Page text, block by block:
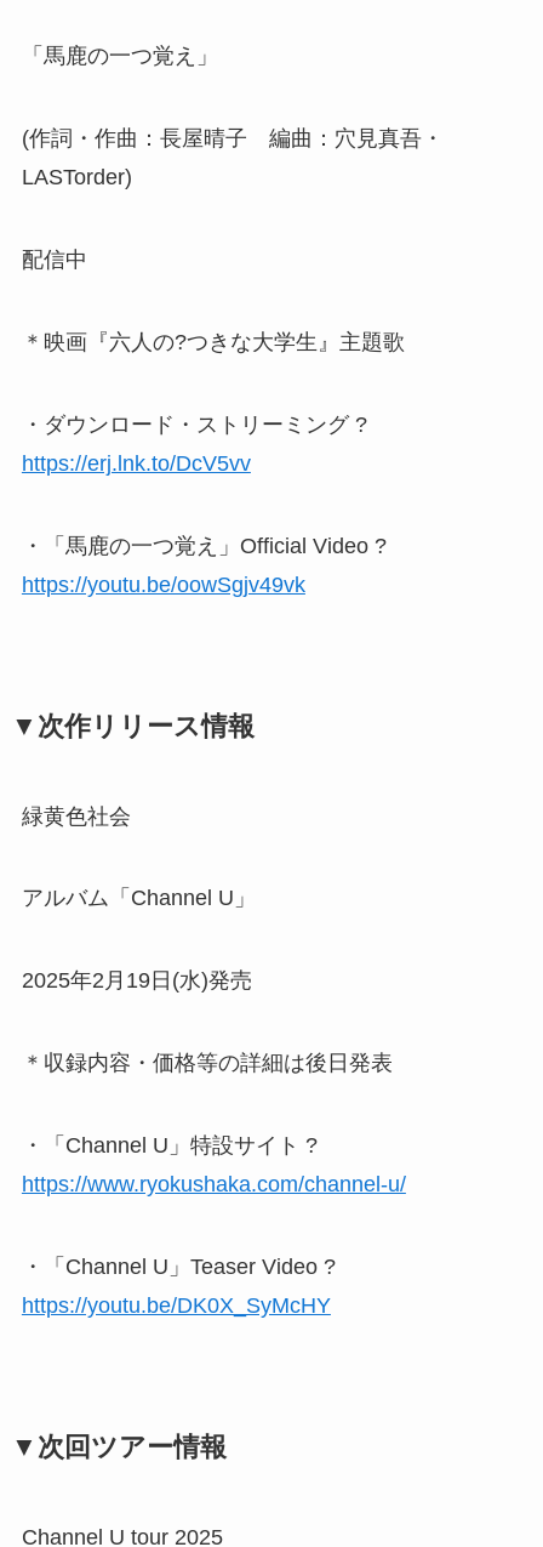
「馬鹿の一つ覚え」
(作詞・作曲：長屋晴子 編曲：穴見真吾・
LASTorder)
配信中
＊映画『六人の?つきな大学生』主題歌
・ダウンロード・ストリーミング ?
https://erj.lnk.to/DcV5vv
・「馬鹿の一つ覚え」Official Video ?
https://youtu.be/oowSgjv49vk
▼次作リリース情報
緑黄色社会
アルバム「Channel U」
2025年2月19日(水)発売
＊収録内容・価格等の詳細は後日発表
・「Channel U」特設サイト ?
https://www.ryokushaka.com/channel-u/
・「Channel U」Teaser Video ?
https://youtu.be/DK0X_SyMcHY
▼次回ツアー情報
Channel U tour 2025